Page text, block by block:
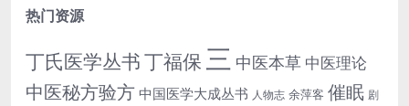
热门资源
丁氏医学丛书丁福保 三 中医本草 中医理论
中医秘方验方 中国医学大成丛书 人物志 余萍客 催眠 剧